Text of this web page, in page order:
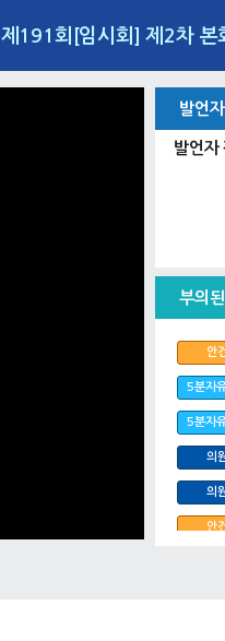
제191회[임시회] 제2차 본
발언
발언자
부의
안
5분자
5분자
의원
의원
안